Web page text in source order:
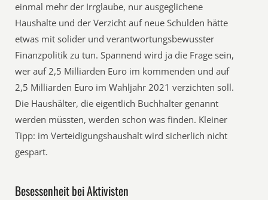
einmal mehr der Irrglaube, nur ausgeglichene
Haushalte und der Verzicht auf neue Schulden hätte
etwas mit solider und verantwortungsbewusster
Finanzpolitik zu tun. Spannend wird ja die Frage sein,
wer auf 2,5 Milliarden Euro im kommenden und auf
2,5 Milliarden Euro im Wahljahr 2021 verzichten soll.
Die Haushälter, die eigentlich Buchhalter genannt
werden müssten, werden schon was finden. Kleiner
Tipp: im Verteidigungshaushalt wird sicherlich nicht
gespart.
Besessenheit bei Aktivisten